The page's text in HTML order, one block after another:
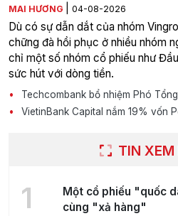
MAI HƯƠNG 04-08-2026
Dù có sự dẫn dắt của nhóm
chững đà hồi phục ở nhiều nhóm
chỉ một số nhóm cổ phiếu như
sức hút với dòng tiền.
Techcombank bổ nhiệm Phó
VietinBank Capital nắm 19% vốn
TIN XEM
1
Một cổ phiếu "quốc
cùng "xả hàng"